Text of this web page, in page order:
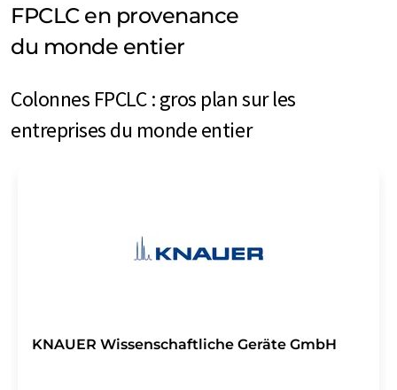
FPCLC en provenance
du monde entier
Colonnes FPCLC : gros plan sur les
entreprises du monde entier
KNAUER Wissenschaftliche Geräte GmbH